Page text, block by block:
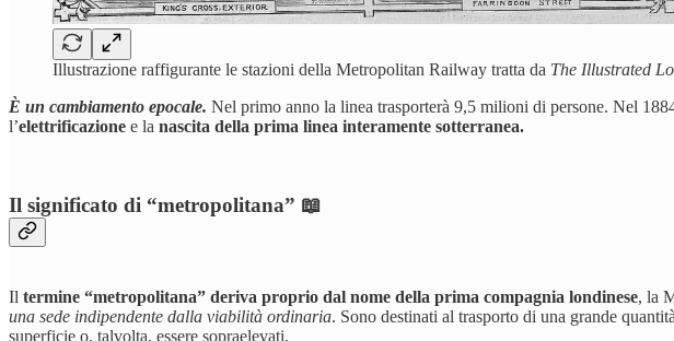
Illustrazione raffigurante le stazioni della Metropolitan Railway tratta da The Illustrated
È un cambiamento epocale. Nel primo anno la linea trasporterà 9,5 milioni di persone. Nel
l’elettrificazione e la nascita della prima linea interamente sotterranea.
Il significato di “metropolitana” 📖
Il termine “metropolitana” deriva proprio dal nome della prima compagnia londinese, la
una sede indipendente dalla viabilità ordinaria. Sono destinati al trasporto di una grande
superficie o, talvolta, essere sopraelevati.